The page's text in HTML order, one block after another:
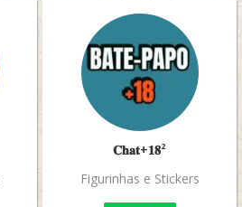
𝐂𝐡𝐚𝐭+𝟏𝟖²
Figurinhas e Stickers